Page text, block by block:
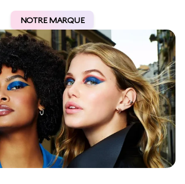
NOTRE MARQUE